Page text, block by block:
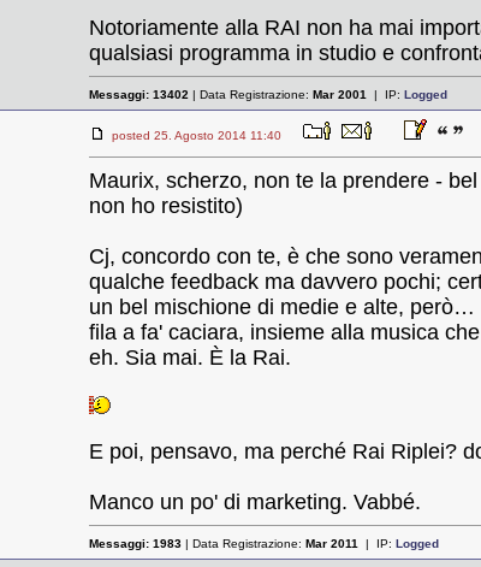
Notoriamente alla RAI non ha mai
qualsiasi programma in studio e
Messaggi: 13402 | Data Registrazione: Mar 2001 | IP: Logged
posted 25. Agosto 2014 11:40
Maurix, scherzo, non te la prendere -
non ho resistito)
Cj, concordo con te, è che sono
qualche feedback ma davvero pochi;
un bel mischione di medie e alte,
fila a fa' caciara, insieme alla musica
eh. Sia mai. È la Rai.
E poi, pensavo, ma perché Rai Riplei?
Manco un po' di marketing. Vabbé.
Messaggi: 1983 | Data Registrazione: Mar 2011 | IP: Logged